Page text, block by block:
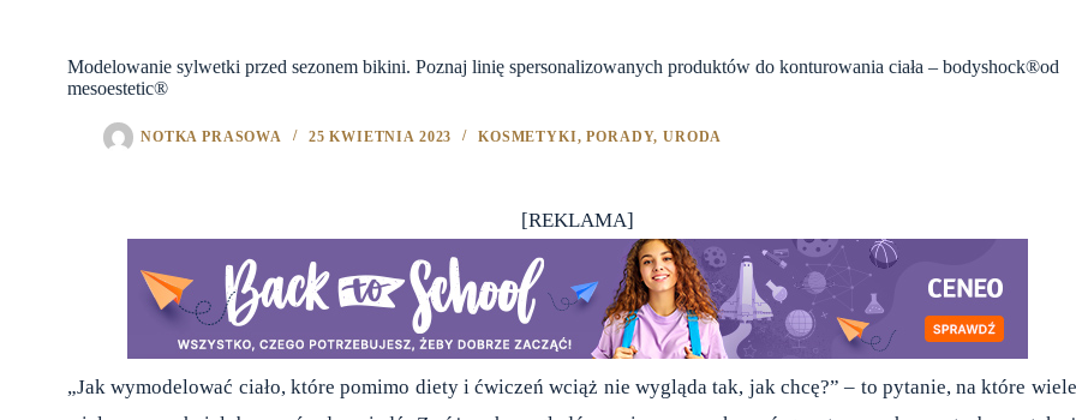
Modelowanie sylwetki przed sezonem bikini. Poznaj linię spersonalizowanych produktów do konturowania ciała – bodyshock®od
mesoestetic®
NOTKA PRASOWA 25 KWIETNIA 2023 KOSMETYKI,PORADY,URODA
[REKLAMA]
„Jak wymodelować ciało, które pomimo diety i ćwiczeń wciąż nie wygląda tak, jak chcę?” – to pytanie, na które